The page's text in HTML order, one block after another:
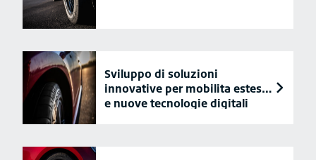
Sviluppo di soluzioni
innovative per mobilita estesa
e nuove tecnologie digitali